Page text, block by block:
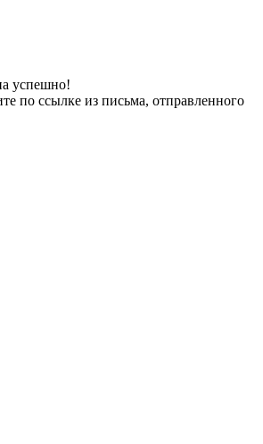
успешно!
по ссылке из письма, отправленного